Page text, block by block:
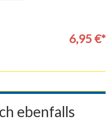
6,95 €*
ebenfalls